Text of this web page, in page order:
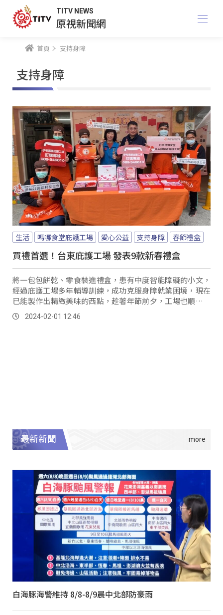
TITV NEWS
原視新聞網
首頁 支持身障
支持身障
生活 嗎哪食堂庇護工場 愛心公益 支持身障 春節禮盒
買禮首選！台東庇護工場 發表9款新春禮盒
將一包包餅乾、零食裝進禮盒，患有中度智能障礙的小文，
經過庇護工場多年輔導訓練，成功克服身障就業困境，現在
已能製作出精緻美味的西點，趁著年節前夕，工場也順勢推
出9款新春禮盒，以最低不到300元的價格，搶攻年節商機，
支持身障者自立就業。
2024-02-01 12:46
最新新聞
白海豚海警維持 8/8-8/9晨中北部防豪雨